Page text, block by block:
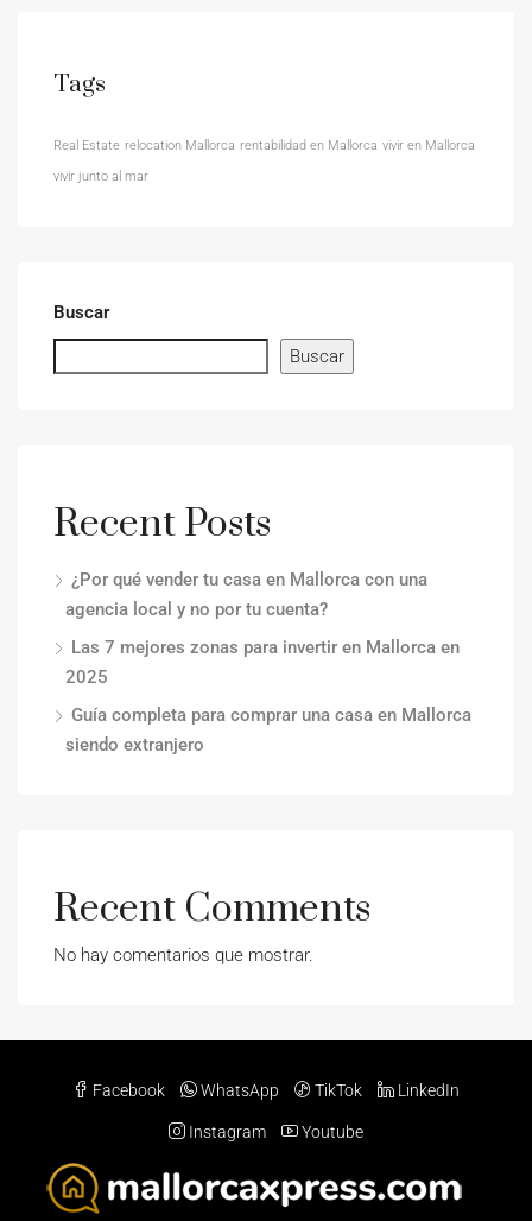
Tags
Real Estate relocation Mallorca rentabilidad en Mallorca vivir en Mallorca
vivir junto al mar
Buscar
Buscar
Recent Posts
¿Por qué vender tu casa en Mallorca con una
agencia local y no por tu cuenta?
Las 7 mejores zonas para invertir en Mallorca en
2025
Guía completa para comprar una casa en Mallorca
siendo extranjero
Recent Comments
No hay comentarios que mostrar.
Facebook WhatsApp TikTok LinkedIn
Instagram Youtube